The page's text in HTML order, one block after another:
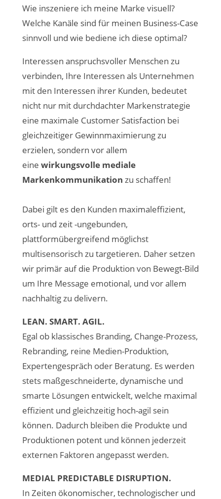
Wie inszeniere ich meine Marke visuell?
Welche Kanäle sind für meinen Business-Case
sinnvoll und wie bediene ich diese optimal?
Interessen anspruchsvoller Menschen zu
verbinden, Ihre Interessen als Unternehmen
mit den Interessen ihrer Kunden, bedeutet
nicht nur mit durchdachter Markenstrategie
eine maximale Customer Satisfaction bei
gleichzeitiger Gewinnmaximierung zu
erzielen, sondern vor allem
eine wirkungsvolle mediale
Markenkommunikation zu schaffen!
Dabei gilt es den Kunden maximaleffizient,
orts- und zeit -ungebunden,
plattformübergreifend möglichst
multisensorisch zu targetieren. Daher setzen
wir primär auf die Produktion von Bewegt-Bild
um Ihre Message emotional, und vor allem
nachhaltig zu delivern.
LEAN. SMART. AGIL.
Egal ob klassisches Branding, Change-Prozess,
Rebranding, reine Medien-Produktion,
Expertengespräch oder Beratung. Es werden
stets maßgeschneiderte, dynamische und
smarte Lösungen entwickelt, welche maximal
effizient und gleichzeitig hoch-agil sein
können. Dadurch bleiben die Produkte und
Produktionen potent und können jederzeit
externen Faktoren angepasst werden.
MEDIAL PREDICTABLE DISRUPTION.
In Zeiten ökonomischer, technologischer und